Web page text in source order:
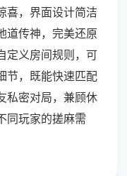
喜，界面设计简洁
道传神，完美还原
定义房间规则，可
节，既能快速匹配
私密对局，兼顾休
同玩家的搓麻需